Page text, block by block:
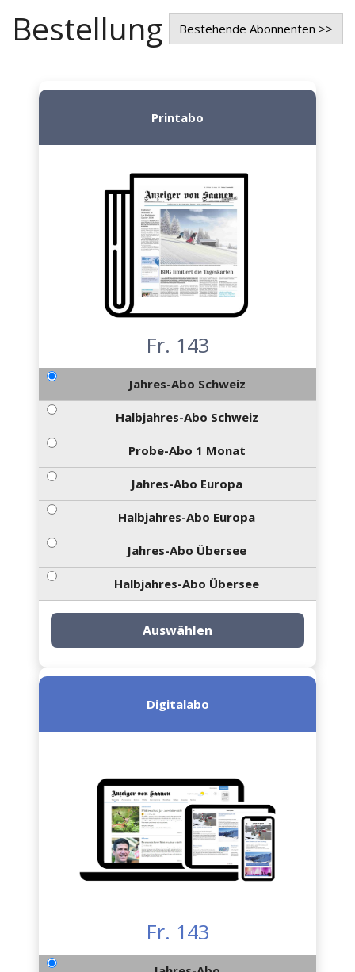
Bestellung Bestehende Abonnenten >>
Printabo
Fr. 143
Jahres-Abo Schweiz
Halbjahres-Abo Schweiz
Probe-Abo 1 Monat
Jahres-Abo Europa
Halbjahres-Abo Europa
Jahres-Abo Übersee
Halbjahres-Abo Übersee
Auswählen
Digitalabo
Fr. 143